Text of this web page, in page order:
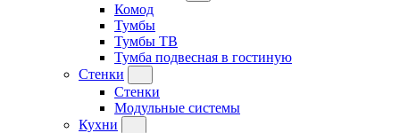
Комод
Тумбы
Тумбы ТВ
Тумба подвесная в гостиную
Стенки
Стенки
Модульные системы
Кухни